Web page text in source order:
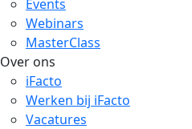
Events
Webinars
MasterClass
Over ons
iFacto
Werken bij iFacto
Vacatures